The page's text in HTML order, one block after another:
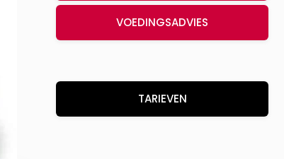
VOEDINGSADVIES
TARIEVEN